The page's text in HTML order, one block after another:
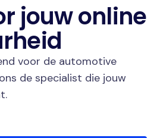
jouw online
voor de automotive
de specialist die jouw